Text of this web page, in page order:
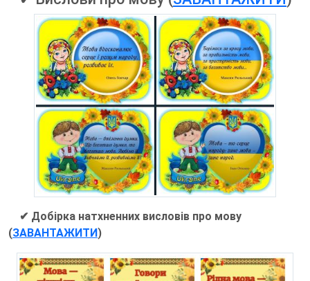
✔ Добірка натхненних висловів про мову
(ЗАВАНТАЖИТИ)